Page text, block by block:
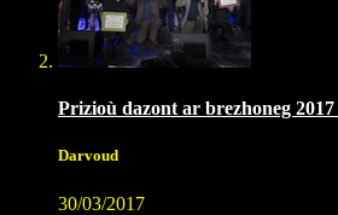
Prizioù dazont ar brezhoneg
Darvoud
30/03/2017